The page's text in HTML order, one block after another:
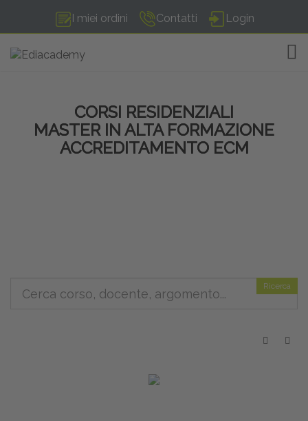
I miei ordini Contatti Login
CORSI RESIDENZIALI
MASTER IN ALTA FORMAZIONE
ACCREDITAMENTO ECM
Ricerca